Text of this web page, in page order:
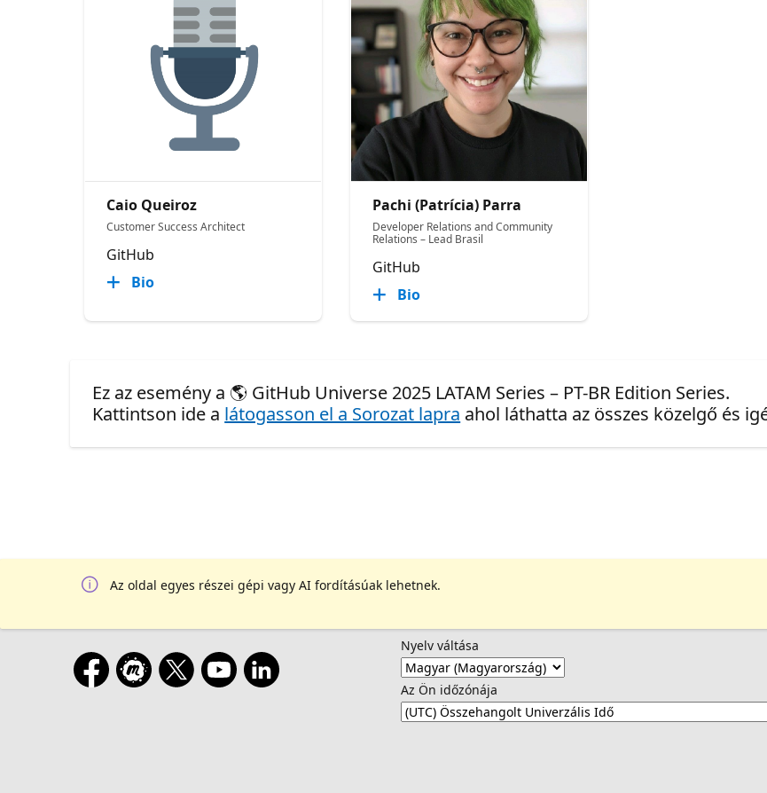
Caio Queiroz
Customer Success Architect
GitHub
Bio
Pachi (Patrícia) Parra
Developer Relations and Community
Relations – Lead Brasil
GitHub
Bio
Ez az esemény a 🌎 GitHub Universe 2025 LATAM Series – PT-BR Edition Series.
Kattintson ide a látogasson el a Sorozat lapra ahol láthatta az összes közelgő és
Az oldal egyes részei gépi vagy AI fordításúak lehetnek.
Nyelv váltása
Az Ön időzónája